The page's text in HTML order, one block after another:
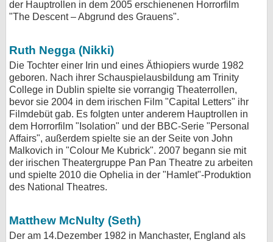
der Hauptrollen in dem 2005 erschienenen Horrorfilm
"The Descent – Abgrund des Grauens".
Ruth Negga (Nikki)
Die Tochter einer Irin und eines Äthiopiers wurde 1982
geboren. Nach ihrer Schauspielausbildung am Trinity
College in Dublin spielte sie vorrangig Theaterrollen,
bevor sie 2004 in dem irischen Film "Capital Letters" ihr
Filmdebüt gab. Es folgten unter anderem Hauptrollen in
dem Horrorfilm "Isolation" und der BBC-Serie "Personal
Affairs", außerdem spielte sie an der Seite von John
Malkovich in "Colour Me Kubrick". 2007 begann sie mit
der irischen Theatergruppe Pan Pan Theatre zu arbeiten
und spielte 2010 die Ophelia in der "Hamlet"-Produktion
des National Theatres.
Matthew McNulty (Seth)
Der am 14.Dezember 1982 in Manchaster, England als